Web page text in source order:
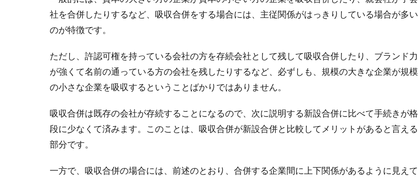
社を合併したりするなど、吸収合併をする場合には、主従関係がはっきりしている場合が多い
のが特徴です。
ただし、許認可権を持っている会社の方を存続会社として残して吸収合併したり、ブランド力
が強くて名前の通っている方の会社を残したりするなど、必ずしも、規模の大きな企業が規模
の小さな企業を吸収するということばかりではありません。
吸収合併は既存の会社が存続することになるので、次に説明する新設合併に比べて手続きが格
段に少なくて済みます。このことは、吸収合併が新設合併と比較してメリットがあると言える
部分です。
一方で、吸収合併の場合には、前述のとおり、合併する企業間に上下関係があるように見えて